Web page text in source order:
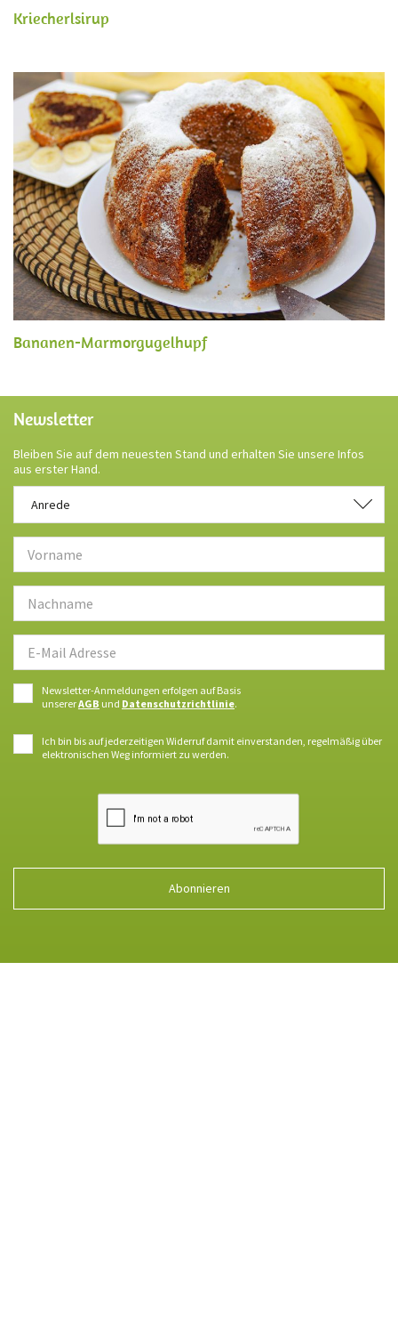
Kriecherlsirup
Bananen-Marmorgugelhupf
Newsletter
Bleiben Sie auf dem neuesten Stand und erhalten Sie unsere Infos
aus erster Hand.
Anrede
Anrede
Newsletter-Anmeldungen erfolgen auf Basis
unsererAGB und Datenschutzrichtlinie.
Ich bin bis auf jederzeitigen Widerruf damit einverstanden, regelmäßig über
elektronischen Weg informiert zu werden.
Abonnieren